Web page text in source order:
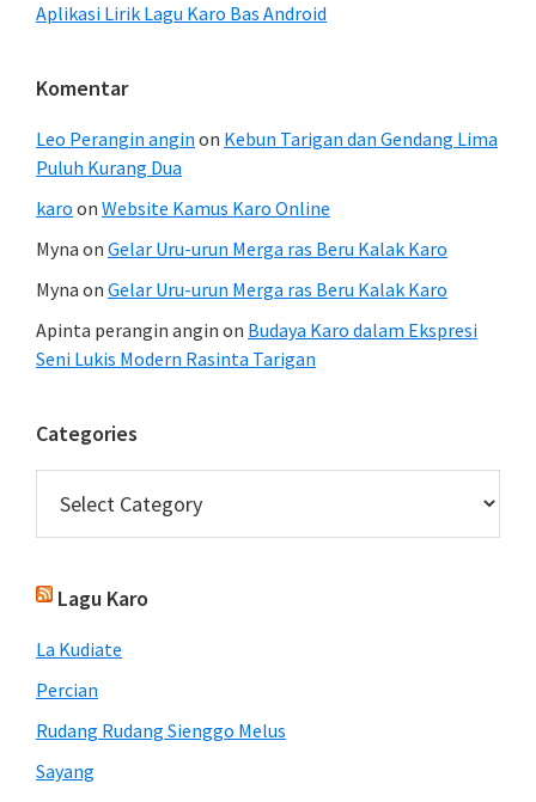
Aplikasi Lirik Lagu Karo Bas Android
Komentar
Leo Perangin angin on Kebun Tarigan dan Gendang Lima
Puluh Kurang Dua
karo on Website Kamus Karo Online
Myna on Gelar Uru-urun Merga ras Beru Kalak Karo
Myna on Gelar Uru-urun Merga ras Beru Kalak Karo
Apinta perangin angin on Budaya Karo dalam Ekspresi
Seni Lukis Modern Rasinta Tarigan
Categories
Lagu Karo
La Kudiate
Percian
Rudang Rudang Sienggo Melus
Sayang